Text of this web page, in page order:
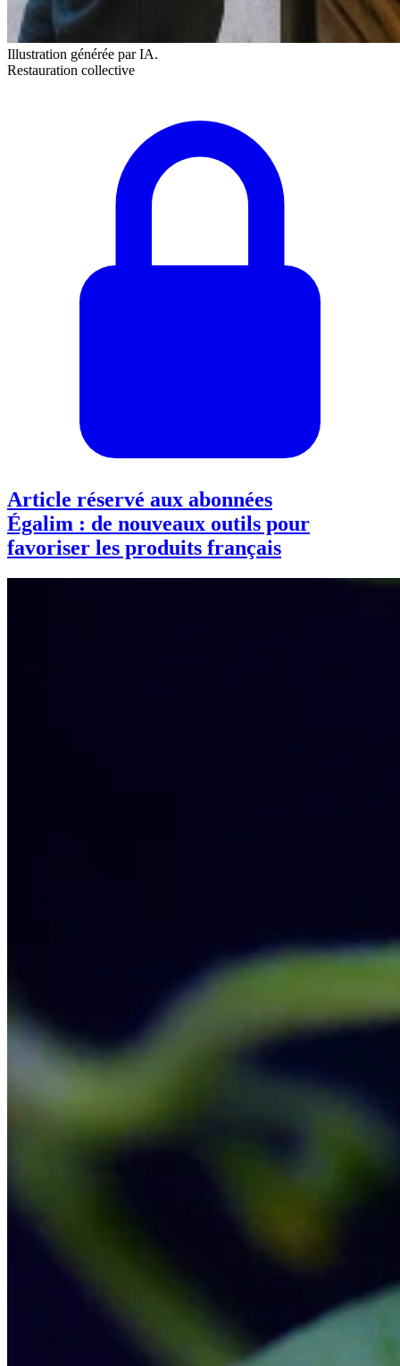
Illustration générée par IA.
Restauration collective
Article réservé aux abonnées
Égalim : de nouveaux outils pour
favoriser les produits français